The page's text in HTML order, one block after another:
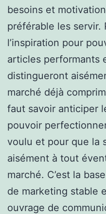
besoins et
préférable les servir.
l’inspiration pour
articles performants
distingueront
marché déjà
faut savoir anticiper
pouvoir
voulu et pour que la
aisément à tout
marché. C’est la
de marketing stable
ouvrage de